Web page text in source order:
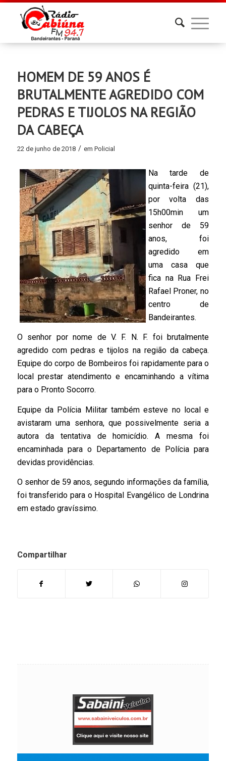
HOMEM DE 59 ANOS É
BRUTALMENTE AGREDIDO COM
PEDRAS E TIJOLOS NA REGIÃO
DA CABEÇA
22 de junho de 2018 / em Policial
Na tarde de
quinta-feira (21),
por volta das
15h00min um
senhor de 59
anos, foi
agredido em
uma casa que
fica na Rua Frei
Rafael Proner, no
centro de
Bandeirantes.
O senhor por nome de V. F. N. F. foi brutalmente
agredido com pedras e tijolos na região da cabeça.
Equipe do corpo de Bombeiros foi rapidamente para o
local prestar atendimento e encaminhando a vítima
para o Pronto Socorro.
Equipe da Polícia Militar também esteve no local e
avistaram uma senhora, que possivelmente seria a
autora da tentativa de homicídio. A mesma foi
encaminhada para o Departamento de Polícia para
devidas providências.
O senhor de 59 anos, segundo informações da família,
foi transferido para o Hospital Evangélico de Londrina
em estado gravíssimo.
Compartilhar